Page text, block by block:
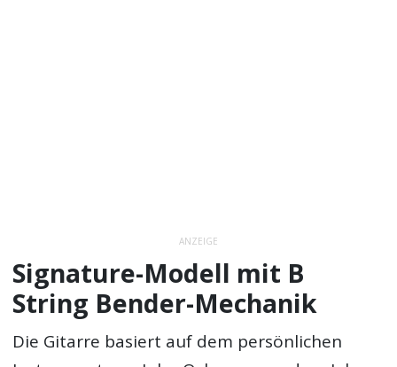
ANZEIGE
Signature-Modell mit B
String Bender-Mechanik
Die Gitarre basiert auf dem persönlichen